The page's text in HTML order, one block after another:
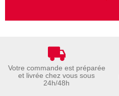
Votre commande est préparée
et livrée chez vous sous
24h/48h